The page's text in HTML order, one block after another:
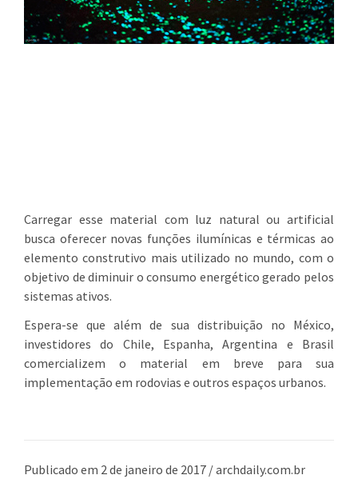
Carregar esse material com luz natural ou artificial
busca oferecer novas funções ilumínicas e térmicas ao
elemento construtivo mais utilizado no mundo, com o
objetivo de diminuir o consumo energético gerado pelos
sistemas ativos.
Espera-se que além de sua distribuição no México,
investidores do Chile, Espanha, Argentina e Brasil
comercializem o material em breve para sua
implementação em rodovias e outros espaços urbanos.
Publicado em 2 de janeiro de 2017 / archdaily.com.br